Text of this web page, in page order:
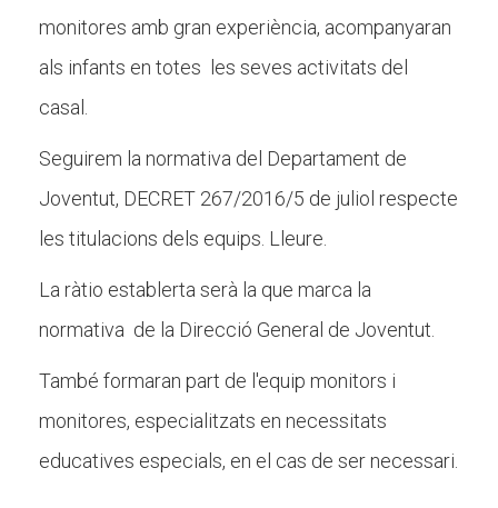
monitores amb gran experiència, acompanyaran
als infants en totes les seves activitats del
casal.
Seguirem la normativa del Departament de
Joventut, DECRET 267/2016/5 de juliol respecte
les titulacions dels equips. Lleure.
La ràtio establerta serà la que marca la
normativa de la Direcció General de Joventut.
També formaran part de l'equip monitors i
monitores, especialitzats en necessitats
educatives especials, en el cas de ser necessari.